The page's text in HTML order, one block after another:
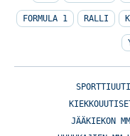
FORMULA 1 RALLI
JÄÄKIEKON